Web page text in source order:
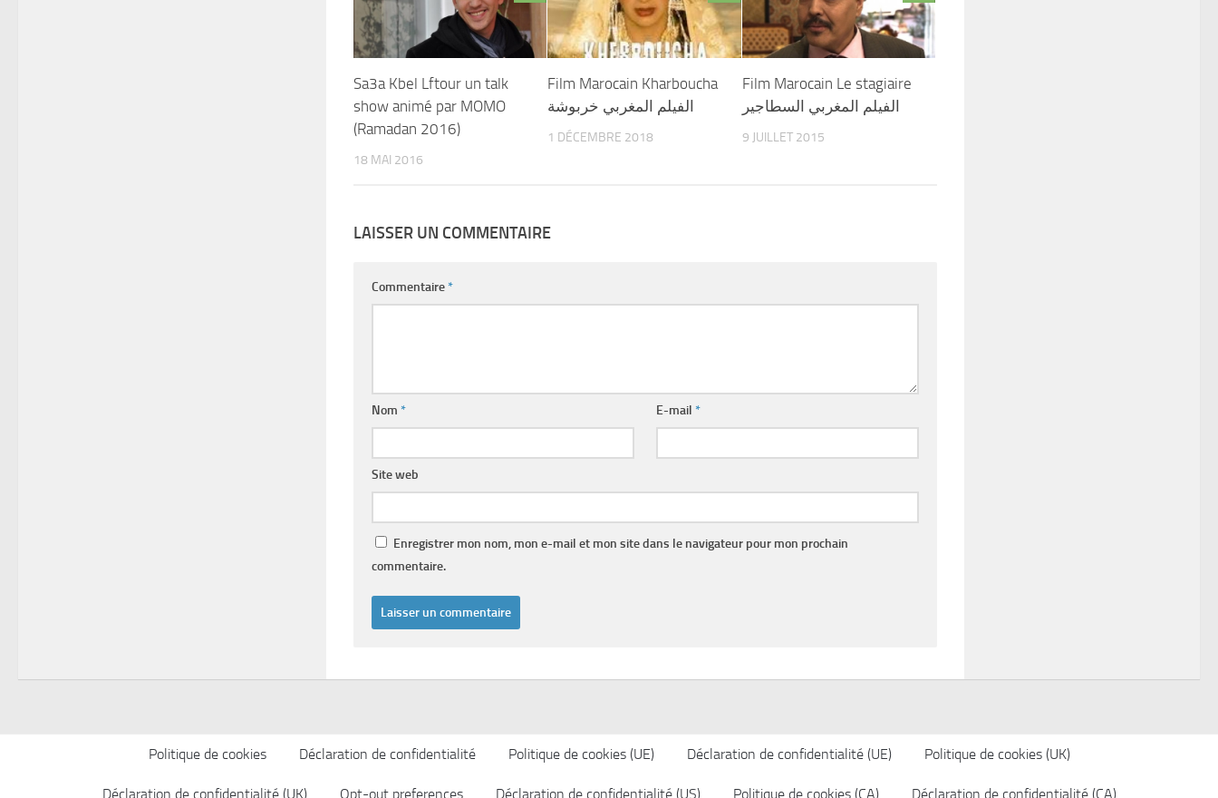
Sa3a Kbel Lftour un talk
show animé par MOMO
(Ramadan 2016)
18 MAI 2016
Film Marocain Kharboucha
الفيلم المغربي خربوشة
1 DÉCEMBRE 2018
Film Marocain Le stagiaire
الفيلم المغربي السطاجير
9 JUILLET 2015
LAISSER UN COMMENTAIRE
Commentaire*
Nom * E-mail*
Site web
Enregistrer mon nom, mon e-mail et mon site dans le navigateur pour mon prochain
commentaire.
Politique de cookies Déclaration de confidentialité Politique de cookies (UE) Déclaration de confidentialité (UE) Politique de cookies (UK)
Déclaration de confidentialité (UK) Opt-out preferences Déclaration de confidentialité (US) Politique de cookies (CA) Déclaration de confidentialité (CA)